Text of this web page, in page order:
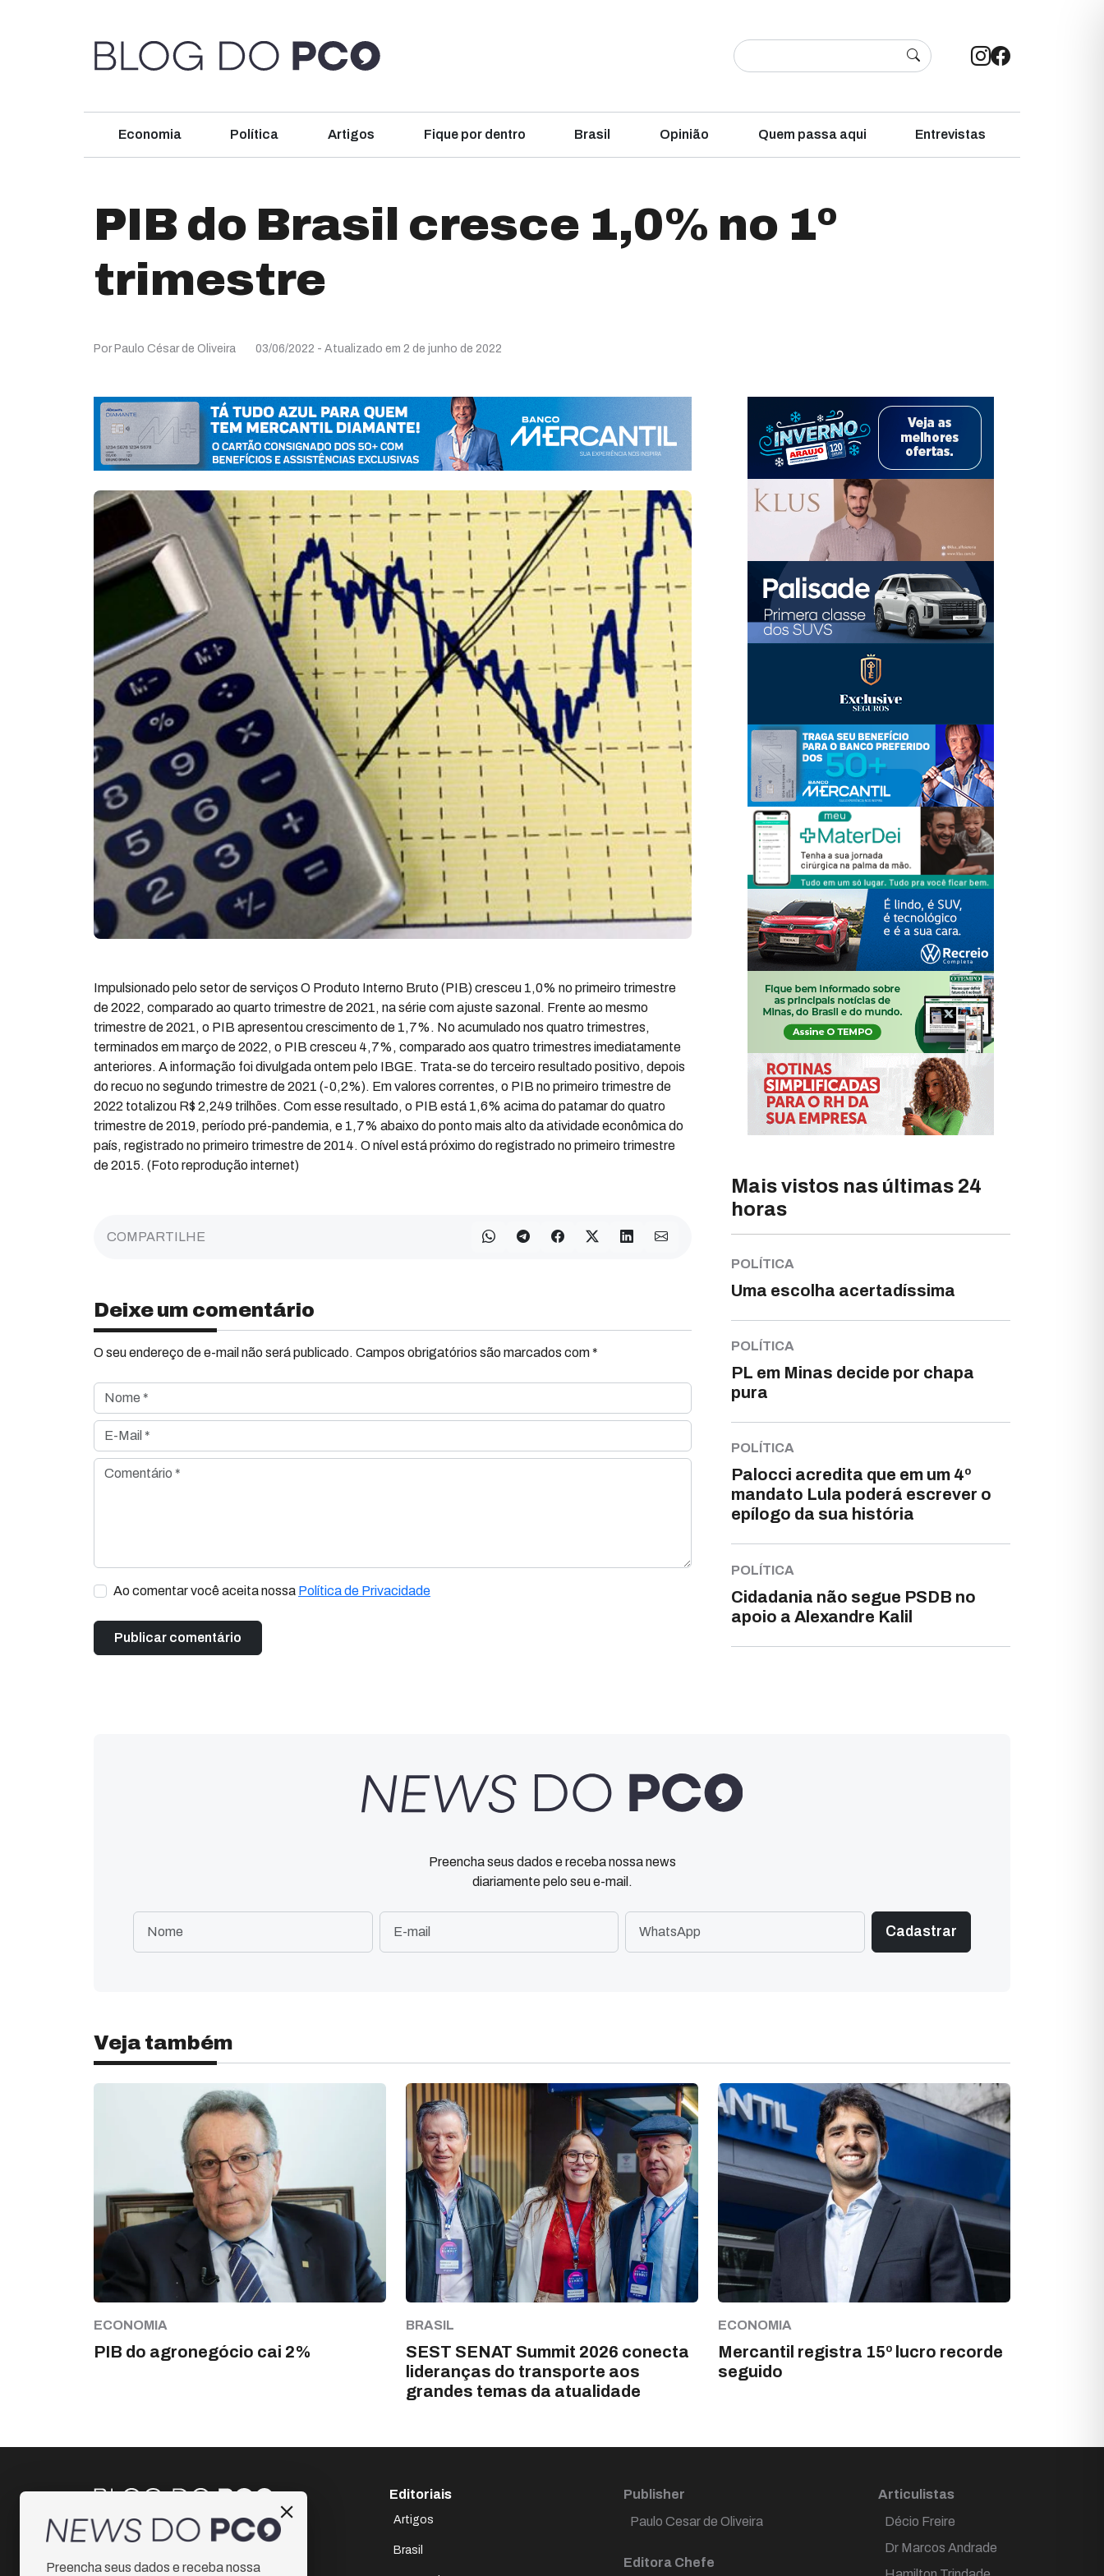
Economia Política Artigos Fique por dentro Brasil Opinião Quem passa aqui Entrevistas
PIB do Brasil cresce 1,0% no 1º
trimestre
Por Paulo César de Oliveira 03/06/2022 - Atualizado em 2 de junho de 2022
Impulsionado pelo setor de serviços O Produto Interno Bruto (PIB) cresceu 1,0% no primeiro trimestre
de 2022, comparado ao quarto trimestre de 2021, na série com ajuste sazonal. Frente ao mesmo
trimestre de 2021, o PIB apresentou crescimento de 1,7%. No acumulado nos quatro trimestres,
terminados em março de 2022, o PIB cresceu 4,7%, comparado aos quatro trimestres imediatamente
anteriores. A informação foi divulgada ontem pelo IBGE. Trata-se do terceiro resultado positivo, depois
do recuo no segundo trimestre de 2021 (-0,2%). Em valores correntes, o PIB no primeiro trimestre de
2022 totalizou R$ 2,249 trilhões. Com esse resultado, o PIB está 1,6% acima do patamar do quatro
trimestre de 2019, período pré-pandemia, e 1,7% abaixo do ponto mais alto da atividade econômica do
país, registrado no primeiro trimestre de 2014. O nível está próximo do registrado no primeiro trimestre
de 2015. (Foto reprodução internet)
COMPARTILHE
Deixe um comentário
O seu endereço de e-mail não será publicado. Campos obrigatórios são marcados com *
Nome *
E-Mail *
Comentário *
Ao comentar você aceita nossa Política de Privacidade
Mais vistos nas últimas 24
horas
POLÍTICA
Uma escolha acertadíssima
POLÍTICA
PL em Minas decide por chapa
pura
POLÍTICA
Palocci acredita que em um 4º
mandato Lula poderá escrever o
epílogo da sua história
POLÍTICA
Cidadania não segue PSDB no
apoio a Alexandre Kalil
Preencha seus dados e receba nossa news
diariamente pelo seu e-mail.
Veja também
ECONOMIA
PIB do agronegócio cai 2%
BRASIL
SEST SENAT Summit 2026 conecta
lideranças do transporte aos
grandes temas da atualidade
ECONOMIA
Mercantil registra 15º lucro recorde
seguido
Instagram
Facebook
Editoriais
Artigos
Brasil
Publisher
Paulo Cesar de Oliveira
Editora Chefe
Articulistas
Décio Freire
Dr Marcos Andrade
Preencha seus dados e receba nossa